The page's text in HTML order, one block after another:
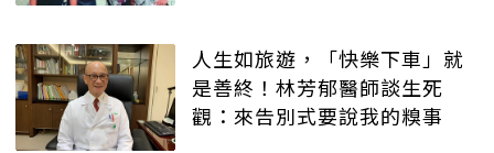
人生如旅遊，「快樂下車」就
是善終！林芳郁醫師談生死
觀：來告別式要說我的糗事